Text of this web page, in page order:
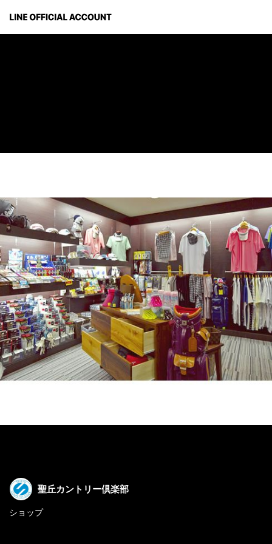
聖丘カントリー倶楽部
ショップ